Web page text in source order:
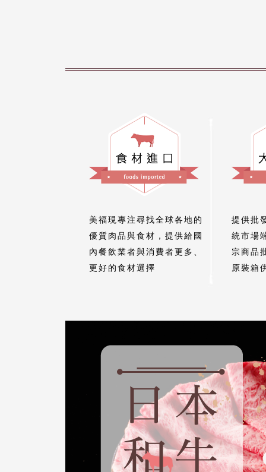
超市
美福現專注尋找全球各地的
優質肉品與食材，提供給國
內餐飲業者與消費者更多、
更好的食材選擇
提供批
統市場
宗商品
原裝箱